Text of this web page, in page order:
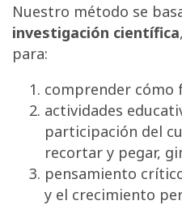
Nuestro método se
investigación científica
para:
comprender cómo
actividades
participación del
recortar y pegar,
pensamiento
y el crecimiento